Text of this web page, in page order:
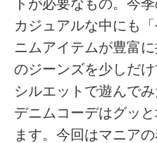
トが必要なもの。今
カジュアルな中にも
ニムアイテムが豊富
のジーンズを少しだけ
シルエットで遊んで
デニムコーデはグッ
ます。今回はマニア